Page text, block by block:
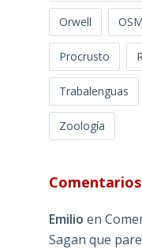
Orwell
Procrusto
Trabalenguas
Zoología
Emilio en
Sagan que